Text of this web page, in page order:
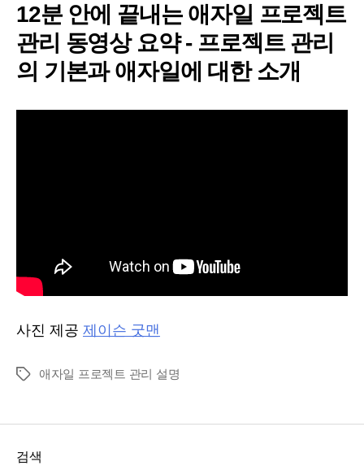
12분 안에 끝내는 애자일 프로젝트
관리 동영상 요약 - 프로젝트 관리
의 기본과 애자일에 대한 소개
사진 제공 제이슨 굿맨
태
애자일 프로젝트 관리 설명
검색